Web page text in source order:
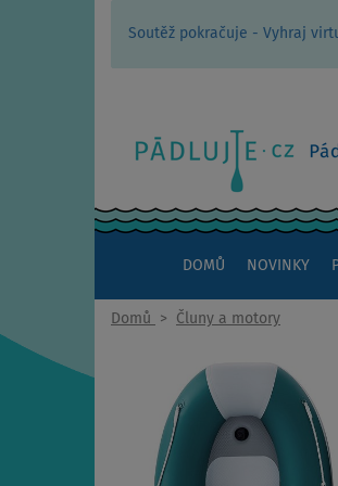
Soutěž pokračuje - Vyhraj
DOMŮ NOVINKY
Domů > Čluny a motory